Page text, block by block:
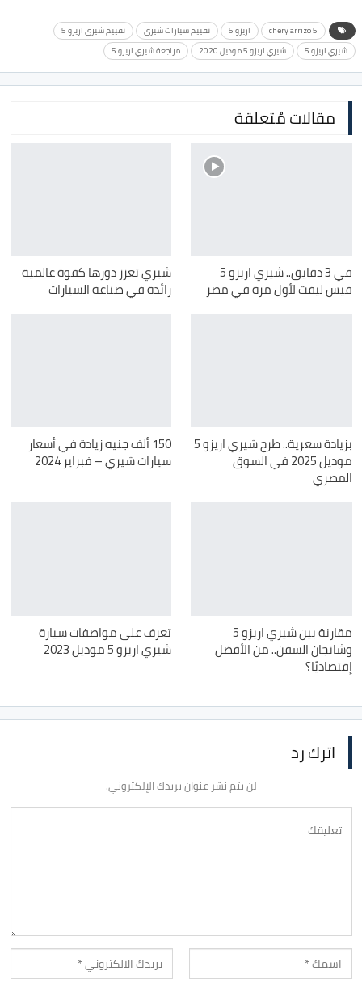
chery arrizo 5 اريزو 5 تقييم سيارات شيري
تقييم شيري اريزو 5
شيري اريزو 5
شيري اريزو 5 موديل 2020 مراجعة شيري اريزو 5
مقالات مُتعلقة
في 3 دقايق.. شيري اريزو 5
فيس ليفت لأول مرة في مصر
شيري تعزز دورها كقوة عالمية
رائدة في صناعة السيارات
بزيادة سعرية.. طرح شيري اريزو 5
موديل 2025 في السوق
المصري
150 ألف جنيه زيادة في أسعار
سيارات شيري – فبراير 2024
مقارنة بين شيري اريزو 5
وشانجان السفن.. من الأفضل
إقتصاديًا؟
تعرف على مواصفات سيارة
شيري اريزو 5 موديل 2023
اترك رد
لن يتم نشر عنوان بريدك الإلكتروني.